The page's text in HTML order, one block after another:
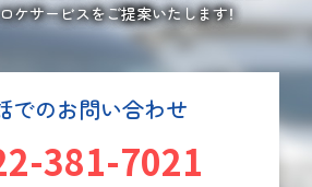
ケサービスをご提案いたします！
でのお問い合わせ
381-7021